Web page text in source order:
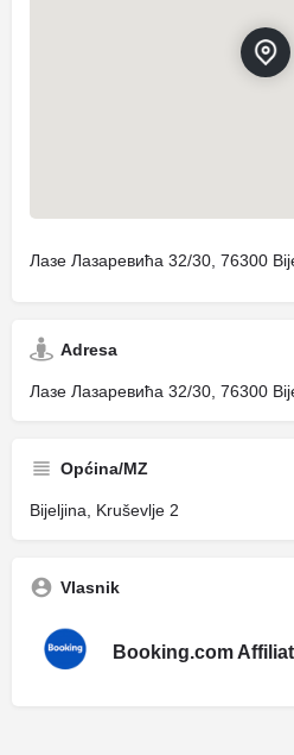
Лазе Лазаревића 32/30, 76300
Adresa
Лазе Лазаревића 32/30, 76300
Općina/MZ
Bijeljina, Kruševlje 2
Vlasnik
Booking.com